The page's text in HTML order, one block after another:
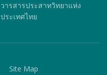
วารสารประสาทวิทยาแห่ง
ประเทศไทย
Site Map